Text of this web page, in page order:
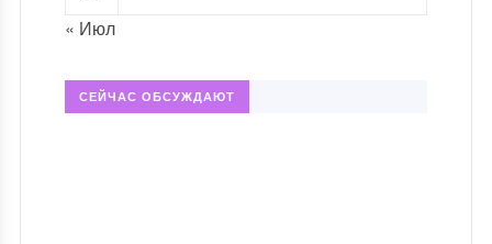
« Июл
СЕЙЧАС ОБСУЖДАЮТ